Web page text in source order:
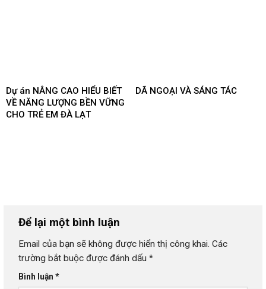
Dự án NÂNG CAO HIỂU BIẾT
VỀ NĂNG LƯỢNG BỀN VỮNG
CHO TRẺ EM ĐÀ LẠT
DÃ NGOẠI VÀ SÁNG TÁC
Để lại một bình luận
Email của bạn sẽ không được hiển thị công khai. Các
trường bắt buộc được đánh dấu *
Bình luận *